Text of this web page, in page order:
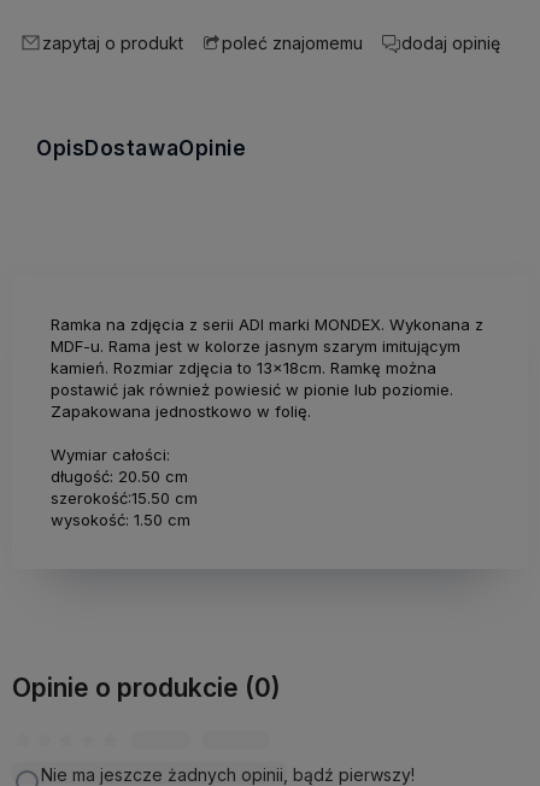
zapytaj o produkt poleć znajomemu dodaj opinię
OpisDostawaOpinie
Ramka na zdjęcia z serii ADI marki MONDEX. Wykonana z
MDF-u. Rama jest w kolorze jasnym szarym imitującym
kamień. Rozmiar zdjęcia to 13x18cm. Ramkę można
postawić jak również powiesić w pionie lub poziomie.
Zapakowana jednostkowo w folię.
Wymiar całości:
długość: 20.50 cm
szerokość:15.50 cm
wysokość: 1.50 cm
Opinie o produkcie (0)
Nie ma jeszcze żadnych opinii, bądź pierwszy!